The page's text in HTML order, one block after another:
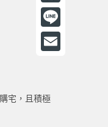
宅，且積極
F
a
c
L
e
a